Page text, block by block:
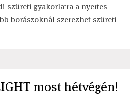
gyakorlatra a nyertes
borászoknál szerezhet szüreti
most hétvégén!